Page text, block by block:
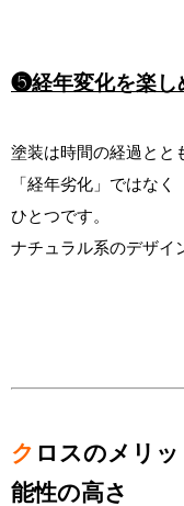
❺経年変化を楽し
塗装は時間の経過とと
「経年劣化」ではな
ひとつです。
ナチュラル系のデザイ
ク ロスのメリ
能性の高さ